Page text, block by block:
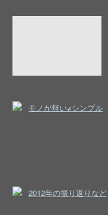
モノが無い≠シンプル
2012年の振り返りなど